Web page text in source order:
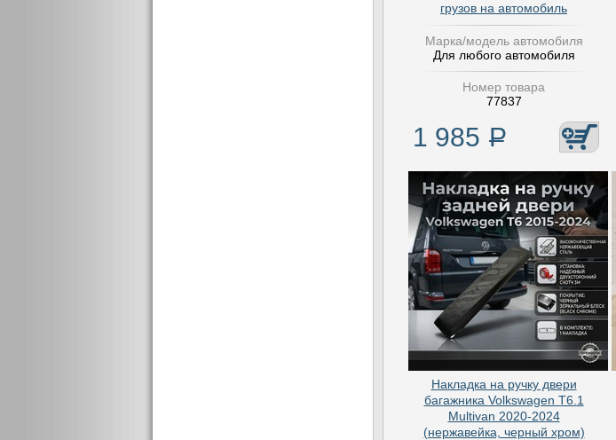
грузов на автомобиль
Марка/модель автомобиля
Для любого автомобиля
Номер товара
77837
1 985 Р
Накладка на ручку двери
багажника Volkswagen T6.1
Multivan 2020-2024
(нержавейка, черный хром)